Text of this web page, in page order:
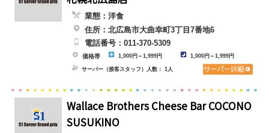
業態：洋食
住所：北広島市大曲幸町3丁目7番地6
電話番号：011-370-5309
価格帯 1,000円～1,999円 1,000円～1,999円
サーバー（接客スタッフ）人数： 1人
Wallace Brothers Cheese Bar COCONO
SUSUKINO